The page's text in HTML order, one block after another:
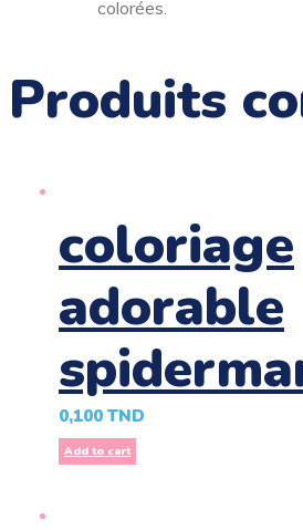
colorées.
Produits
coloriage
adorable
0,100 TND
Add to cart